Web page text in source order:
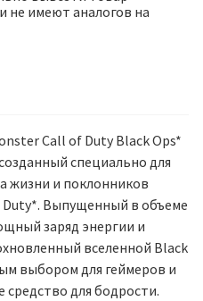
не имеют аналогов на
Call of Duty Black Ops*
специально для
жизни и поклонников
Duty*. Выпущенный в объеме
заряд энергии и
вселенной Black
выбором для геймеров и
для бодрости.